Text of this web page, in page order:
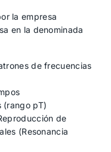
la empresa
en la denominada
de frecuencias
(rango pT)
de
(Resonancia